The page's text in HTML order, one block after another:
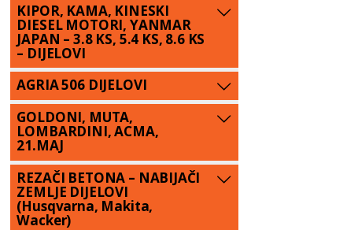
KIPOR, KAMA, KINESKI
DIESEL MOTORI, YANMAR
JAPAN – 3.8 KS, 5.4 KS, 8.6 KS
– DIJELOVI
AGRIA 506 DIJELOVI
GOLDONI, MUTA,
LOMBARDINI, ACMA,
21.MAJ
REZAČI BETONA – NABIJAČI
ZEMLJE DIJELOVI
(Husqvarna, Makita,
Wacker)